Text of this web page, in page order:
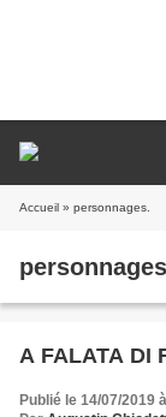
Accueil » personnages.
A FALATA DI
Publié le 14/07/2019